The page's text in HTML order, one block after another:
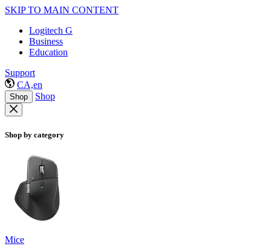
SKIP TO MAIN CONTENT
Logitech G
Business
Education
Support
CA,en
Shop Shop
Shop by category
Mice